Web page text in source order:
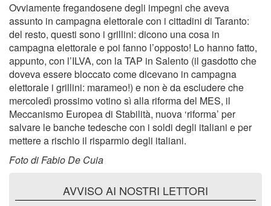
Ovviamente fregandosene degli impegni che aveva
assunto in campagna elettorale con i cittadini di Taranto:
del resto, questi sono i grillini: dicono una cosa in
campagna elettorale e poi fanno l’opposto! Lo hanno fatto,
appunto, con l’ILVA, con la TAP in Salento (il gasdotto che
doveva essere bloccato come dicevano in campagna
elettorale i grillini: marameo!) e non è da escludere che
mercoledì prossimo votino sì alla riforma del MES, il
Meccanismo Europea di Stabilità, nuova ‘riforma’ per
salvare le banche tedesche con i soldi degli italiani e per
mettere a rischio il risparmio degli italiani.
Foto di Fabio De Cuia
AVVISO AI NOSTRI LETTORI